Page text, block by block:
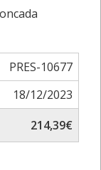
PRES-10677
18/12/2023
214,39€